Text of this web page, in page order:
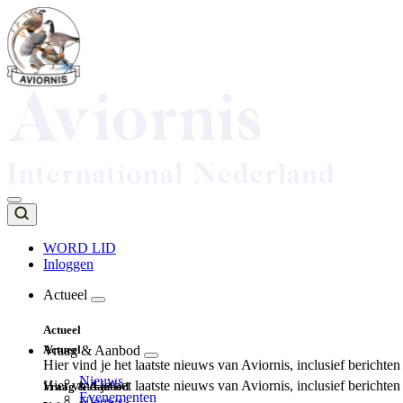
Overslaan
en
naar
de
inhoud
Top
navigation
WORD LID
Inloggen
navigation
Actueel
Actueel
Hier vind je het laatste nieuws van Aviornis, inclusief
Nieuws
Evenementen
Actueel
Hier vind je het laatste nieuws van Aviornis, inclusief
Vraag & Aanbod
Vraag & Aanbod